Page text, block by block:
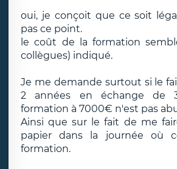
oui, je conçoit que ce soit
pas ce point.
le coût de la formation
collègues) indiqué.
Je me demande surtout si le
2 années en échange de
formation à 7000€ n'est pas
Ainsi que sur le fait de me
papier dans la journée où
formation.